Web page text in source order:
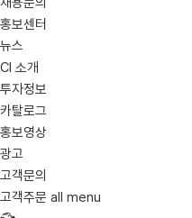
홍보센터
뉴스
CI 소개
투자정보
카탈로그
홍보영상
광고
고객문의
고객주문 all menu